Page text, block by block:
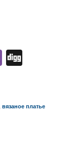
Viber
,вязаное платье